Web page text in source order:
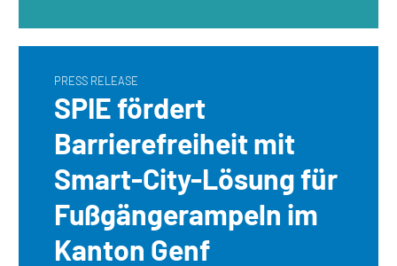
PRESS RELEASE
SPIE fördert
Barrierefreiheit mit
Smart-City-Lösung für
Fußgängerampeln im
Kanton Genf